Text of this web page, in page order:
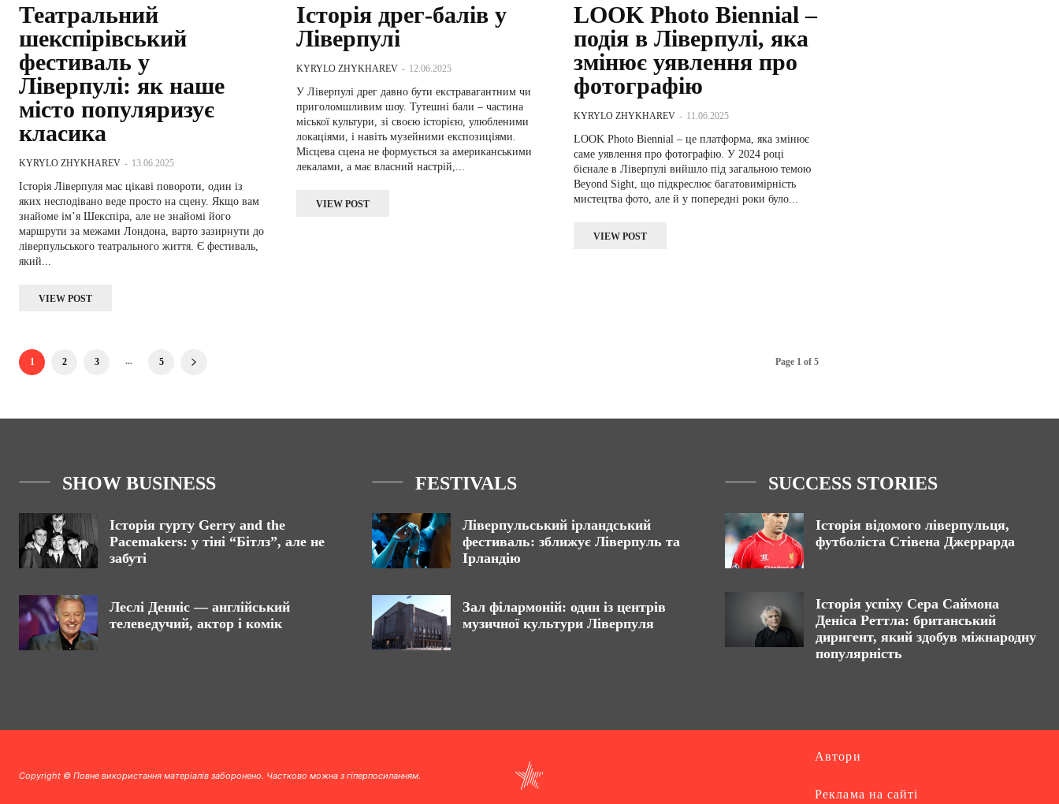
Театральний
шекспірівський
фестиваль у
Ліверпулі: як наше
місто популяризує
класика
KYRYLO ZHYKHAREV - 13.06.2025
Історія Ліверпуля має цікаві повороти, один із
яких несподівано веде просто на сцену. Якщо вам
знайоме ім’я Шекспіра, але не знайомі його
маршрути за межами Лондона, варто зазирнути до
ліверпульського театрального життя. Є фестиваль,
який...
VIEW POST
Історія дрег-балів у
Ліверпулі
KYRYLO ZHYKHAREV - 12.06.2025
У Ліверпулі дрег давно бути екстравагантним чи
приголомшливим шоу. Тутешні бали – частина
міської культури, зі своєю історією, улюбленими
локаціями, і навіть музейними експозиціями.
Місцева сцена не формується за американськими
лекалами, а має власний настрій,...
VIEW POST
LOOK Photo Biennial –
подія в Ліверпулі, яка
змінює уявлення про
фотографію
KYRYLO ZHYKHAREV - 11.06.2025
LOOK Photo Biennial – це платформа, яка змінює
саме уявлення про фотографію. У 2024 році
бієнале в Ліверпулі вийшло під загальною темою
Beyond Sight, що підкреслює багатовимірність
мистецтва фото, але й у попередні роки було...
VIEW POST
1 2 3 ... 5 Page 1 of 5
SHOW BUSINESS
Історія гурту Gerry and the
Pacemakers: у тіні “Бітлз”, але не
забуті
Леслі Денніс — англійський
телеведучий, актор і комік
FESTIVALS
Ліверпульський ірландський
фестиваль: зближує Ліверпуль та
Ірландію
Зал філармоній: один із центрів
музичної культури Ліверпуля
SUCCESS STORIES
Історія відомого ліверпульця,
футболіста Стівена Джеррарда
Історія успіху Сера Саймона
Деніса Реттла: британський
диригент, який здобув міжнародну
популярність
Copyright © Повне використання матеріалів заборонено. Частково можна з гіперпосиланням.
Автори
Реклама на сайті